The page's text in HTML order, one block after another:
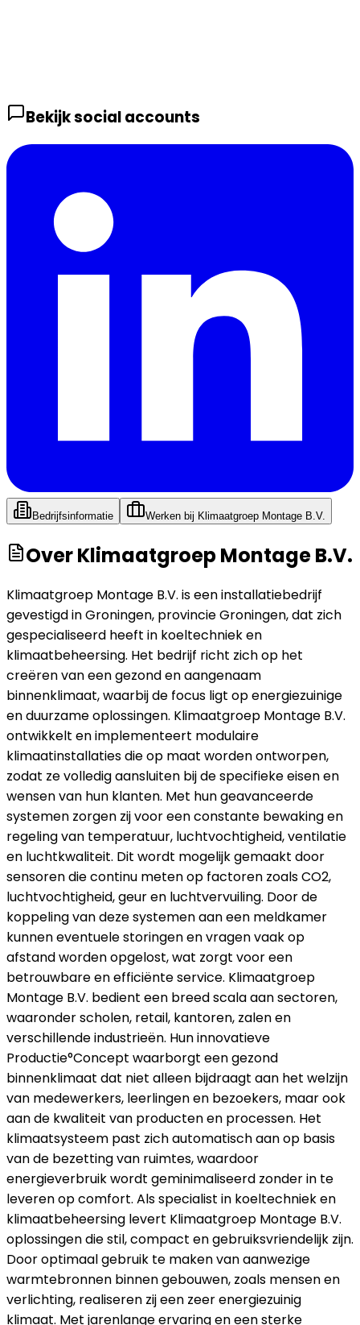
Bekijk social accounts
Bedrijfsinformatie Werken bij Klimaatgroep Montage B.V.
OverKlimaatgroep Montage B.V.
Klimaatgroep Montage B.V. is een installatiebedrijf
gevestigd in Groningen, provincie Groningen, dat zich
gespecialiseerd heeft in koeltechniek en
klimaatbeheersing. Het bedrijf richt zich op het
creëren van een gezond en aangenaam
binnenklimaat, waarbij de focus ligt op energiezuinige
en duurzame oplossingen. Klimaatgroep Montage B.V.
ontwikkelt en implementeert modulaire
klimaatinstallaties die op maat worden ontworpen,
zodat ze volledig aansluiten bij de specifieke eisen en
wensen van hun klanten. Met hun geavanceerde
systemen zorgen zij voor een constante bewaking en
regeling van temperatuur, luchtvochtigheid, ventilatie
en luchtkwaliteit. Dit wordt mogelijk gemaakt door
sensoren die continu meten op factoren zoals CO2,
luchtvochtigheid, geur en luchtvervuiling. Door de
koppeling van deze systemen aan een meldkamer
kunnen eventuele storingen en vragen vaak op
afstand worden opgelost, wat zorgt voor een
betrouwbare en efficiënte service. Klimaatgroep
Montage B.V. bedient een breed scala aan sectoren,
waaronder scholen, retail, kantoren, zalen en
verschillende industrieën. Hun innovatieve
Productie°Concept waarborgt een gezond
binnenklimaat dat niet alleen bijdraagt aan het welzijn
van medewerkers, leerlingen en bezoekers, maar ook
aan de kwaliteit van producten en processen. Het
klimaatsysteem past zich automatisch aan op basis
van de bezetting van ruimtes, waardoor
energieverbruik wordt geminimaliseerd zonder in te
leveren op comfort. Als specialist in koeltechniek en
klimaatbeheersing levert Klimaatgroep Montage B.V.
oplossingen die stil, compact en gebruiksvriendelijk zijn.
Door optimaal gebruik te maken van aanwezige
warmtebronnen binnen gebouwen, zoals mensen en
verlichting, realiseren zij een zeer energiezuinig
klimaat. Met jarenlange ervaring en een sterke